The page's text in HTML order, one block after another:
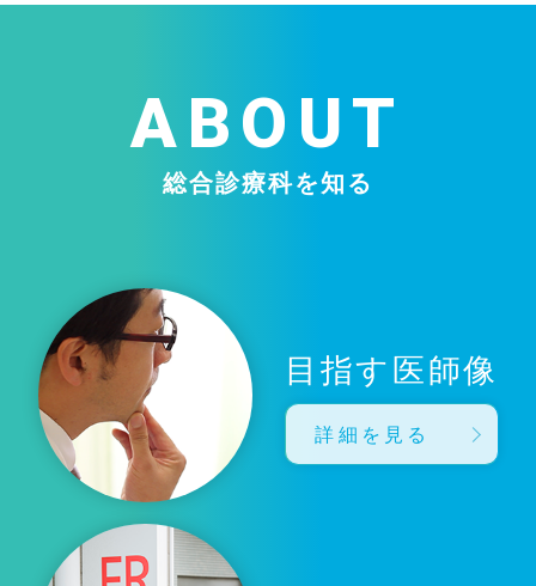
ABOUT
総合診療科を知る
目指す医師像
詳細を見る